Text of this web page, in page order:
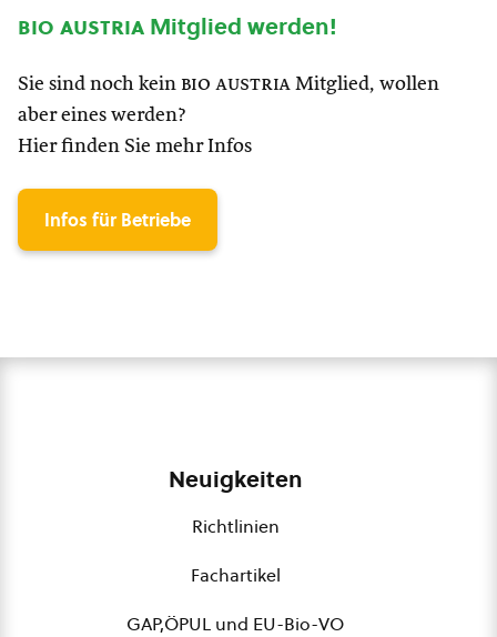
bio austria Mitglied werden!
Sie sind noch kein bio austria Mitglied, wollen
aber eines werden?
Hier finden Sie mehr Infos
Infos für Betriebe
Neuigkeiten
Richtlinien
Fachartikel
GAP,ÖPUL und EU-Bio-VO